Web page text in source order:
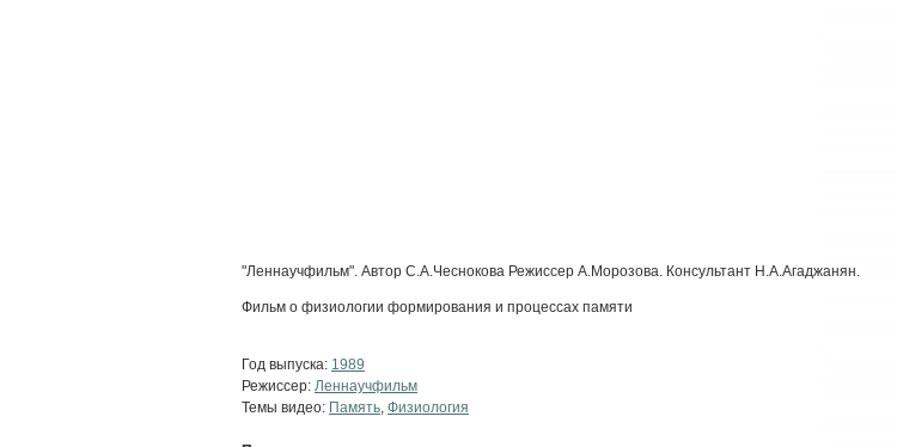
"Леннаучфильм". Автор С.А.Чеснокова Режиссер А.Морозова. Консультант Н.А.Агаджанян.
Фильм о физиологии формирования и процессах памяти
Год выпуска: 1989
Режиссер: Леннаучфильм
Темы видео: Память Физиология